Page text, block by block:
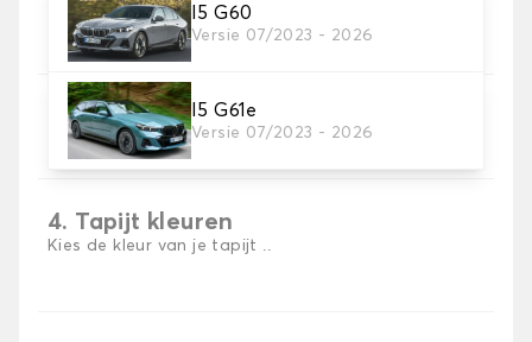
I5 G60
Versie 07/2023 - 2026
I5 G61e
Versie 07/2023 - 2026
2. Materiaal
Kies het materiaal van uw automatten
3. Aantal matten
Selecteer het aantal automatten dat je nodig hebt.
4. Tapijt kleuren
Kies de kleur van je tapijt ..